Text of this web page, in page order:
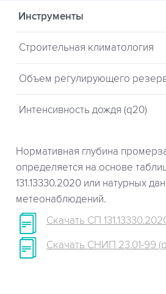
Инструменты
Строительная климатология
Объем регулирующего
Интенсивность дождя (q20)
Нормативная глубина
определяется на основе
131.13330.2020 или натурных
метеонаблюдений.
Скачать СП
Скачать СНИП 23.01-99